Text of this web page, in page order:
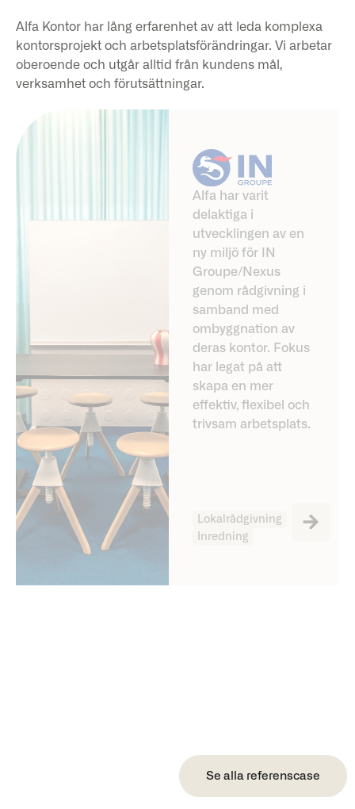
Alfa Kontor har lång erfarenhet av att leda komplexa
kontorsprojekt och arbetsplatsförändringar. Vi arbetar
oberoende och utgår alltid från kundens mål,
verksamhet och förutsättningar.
Alfa har varit
delaktiga i
utvecklingen av en
ny miljö för IN
Groupe/Nexus
genom rådgivning i
samband med
ombyggnation av
deras kontor. Fokus
har legat på att
skapa en mer
effektiv, flexibel och
trivsam arbetsplats.
Lokalrådgivning
Inredning
Se alla referenscase